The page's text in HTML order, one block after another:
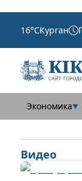
16°CКурган
Экономика▼
Видео